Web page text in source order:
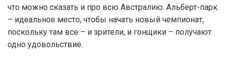
что можно сказать и про всю Австралию. Альберт-парк
– идеальное место, чтобы начать новый чемпионат,
поскольку там все – и зрители, и гонщики – получают
одно удовольствие.